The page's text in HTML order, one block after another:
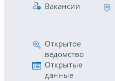
Вакансии
Открытое
ведомство
Открытые
данные